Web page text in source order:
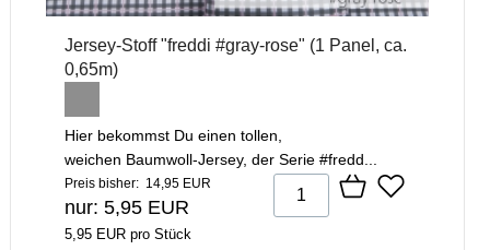
Jersey-Stoff "freddi #gray-rose" (1 Panel, ca.
0,65m)
Hier bekommst Du einen tollen,
weichen Baumwoll-Jersey, der Serie #fredd...
Preis bisher: 14,95 EUR
nur: 5,95 EUR
5,95 EUR pro Stück